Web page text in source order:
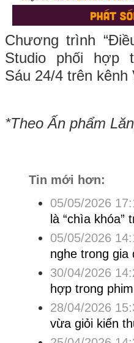
Chương trình
Studio phối hợp
Sáu 24/4 trên kênh
*Theo Ấn phẩm
Tin mới hơn:
05/05/2026
là “chìa khóa”
05/05/2026
nghe trong gia
30/04/2026
hợp trong
28/04/2026
vừa giỏi kiến